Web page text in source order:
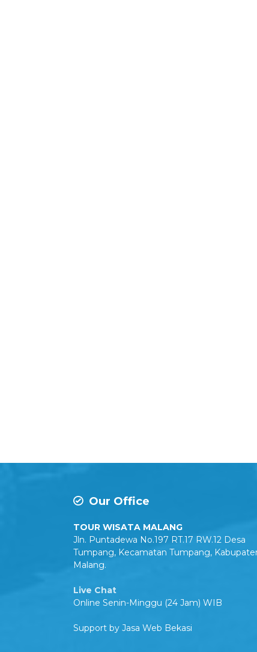
Our Office
TOUR WISATA MALANG
Jln. Puntadewa No.197 RT.17 RW.12 Desa
Tumpang, Kecamatan Tumpang,
Malang.
Live Chat
Online Senin-Minggu (24 Jam) WIB
Support by Jasa Web Bekasi